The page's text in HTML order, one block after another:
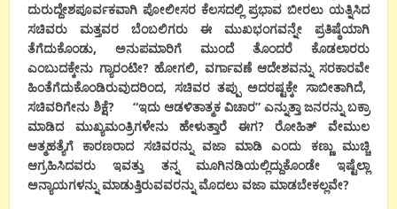
ದುರುದ್ದೇಶಪೂರ್ವಕವಾಗಿ ಪೋಲೀಸರ ಕೆಲಸದಲ್ಲಿ ಪ್ರಭಾವ ಬೀರಲು ಯತ್ನಿಸಿದ
ಸಚಿವರು ಮತ್ತವರ ಬೆಂಬಲಿಗರು ಈ ಮುಖಭಂಗವನ್ನೇ ಪ್ರತಿಷ್ಠೆಯಾಗಿ
ತೆಗೆದುಕೊಂಡು,ಅನುಪಮಾರಿಗೆ ಮುಂದೆ ತೊಂದರೆ ಕೊಡಲಾರರು
ಎಂಬುದಕ್ಕೇನು ಗ್ಯಾರಂಟೀ?ಹೋಗಲಿ, ವರ್ಗಾವಣೆ ಆದೇಶವನ್ನು ಸರಕಾರವೇ
ಹಿಂತೆಗೆದುಕೊಂಡಿರುವುದರಿಂದ, ಸಚಿವರ ತಪ್ಪು ಅದರಷ್ಟಕ್ಕೇ ಸಾಬೀತಾಗಿದೆ,
ಸಚಿವರಿಗೇನು ಶಿಕ್ಷೆ? “ಇದು ಆಡಳಿತಾತ್ಮಕ ವಿಚಾರ” ಎನ್ನುತ್ತಾ ಜನರನ್ನು ಬಕ್ರಾ
ಮಾಡಿದ ಮುಖ್ಯಮಂತ್ರಿಗಳೇನು ಹೇಳುತ್ತಾರೆ ಈಗ? ರೋಹಿತ್ ವೇಮುಲ
ಆತ್ಮಹತ್ಯೆಗೆ ಕಾರಣರಾದ ಸಚಿವರನ್ನು ವಜಾ ಮಾಡಿ ಎಂದು ಕಣ್ಣು ಮುಚ್ಚಿ
ಆಗ್ರಹಿಸಿದವರು ಇವತ್ತು ತನ್ನ ಮೂಗಿನಡಿಯಲ್ಲಿದ್ದುಕೊಂಡೇ ಇಷ್ಟೆಲ್ಲಾ
ಅನ್ಯಾಯಗಳನ್ನು ಮಾಡುತ್ತಿರುವವರನ್ನು ಮೊದಲು ವಜಾ ಮಾಡಬೇಕಲ್ಲವೇ?